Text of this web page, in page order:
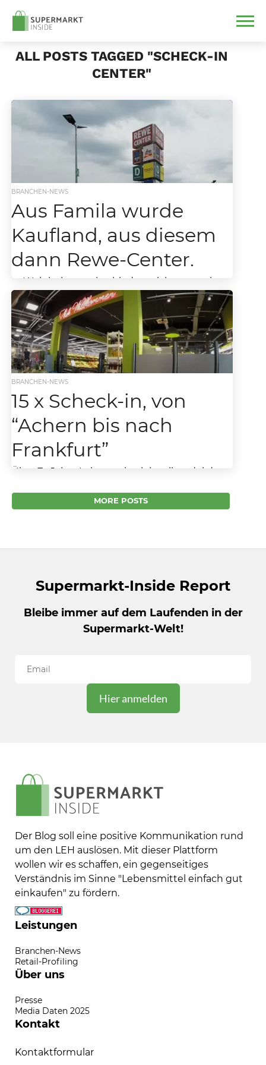
ALL POSTS TAGGED "SCHECK-IN
CENTER"
BRANCHEN-NEWS
Aus Famila wurde
Kaufland, aus diesem
dann Rewe-Center.
In Weinheim verabschiedete sich vor zwei
Jahren Kaufland. In der Stadt Weinheim leben
fast 50.000 Menschen und im Umland liegt
weiteres gut...
BRANCHEN-NEWS
15 x Scheck-in, von
“Achern bis nach
Frankfurt”
Über 7o Jahre Lebensmitteleinzelhandel der
direkt 1946, eröffneten die Eltern von Adolf
MORE POSTS
Supermarkt-Inside Report
Bleibe immer auf dem Laufenden in der
Supermarkt-Welt!
Der Blog soll eine positive Kommunikation rund
um den LEH auslösen. Mit dieser Plattform
wollen wir es schaffen, ein gegenseitiges
Verständnis im Sinne "Lebensmittel einfach gut
einkaufen" zu fördern.
Leistungen
Branchen-News
Retail-Profiling
Über uns
Presse
Media Daten 2025
Kontakt
Kontaktformular